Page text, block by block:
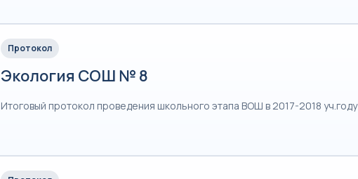
Протокол
Экология СОШ № 8
Итоговый протокол проведения школьного этапа ВОШ в 2017-2018 уч.году